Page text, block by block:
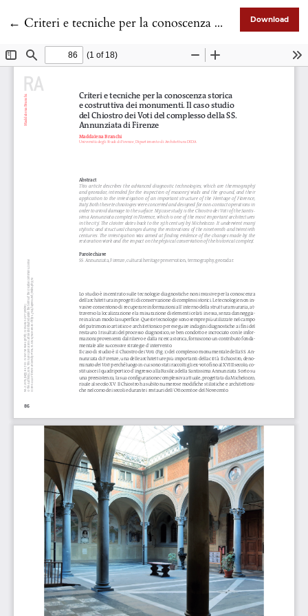
← Return to Article Details
Criteri e tecniche per la conoscenza storica e costruttiva dei monumenti. Il caso studio del Chiostro dei Voti del complesso della SS. Annunziata di Firenze Download